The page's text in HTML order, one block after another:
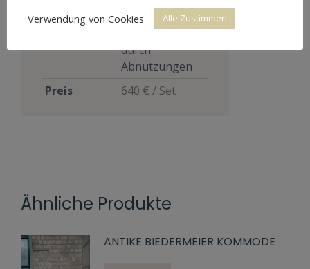
Zustand
zeigt aber
Altersspuren
durch
Abnutzungen
Preis
640 € / Set
Ähnliche Produkte
ANTIKE BIEDERMEIER KOMMODE
Verwendung von Cookies
Alle Zustimmen